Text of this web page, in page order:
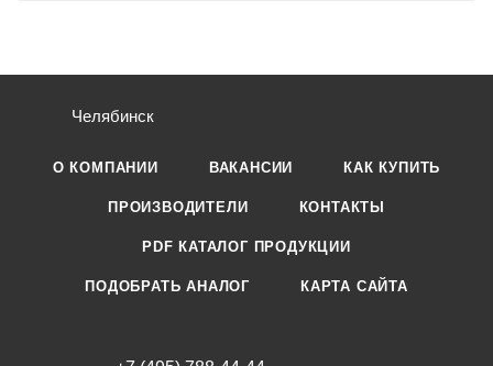
Челябинск
О КОМПАНИИ ВАКАНСИИ КАК КУПИТЬ
ПРОИЗВОДИТЕЛИ КОНТАКТЫ
PDF КАТАЛОГ ПРОДУКЦИИ
ПОДОБРАТЬ АНАЛОГ КАРТА САЙТА